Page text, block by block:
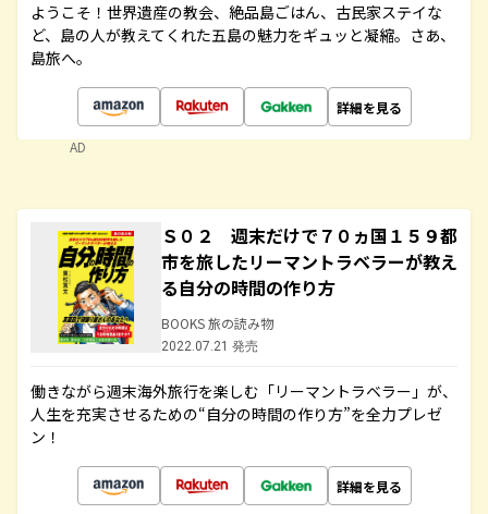
ようこそ！世界遺産の教会、絶品島ごはん、古民家ステイな
ど、島の人が教えてくれた五島の魅力をギュッと凝縮。さあ、
島旅へ。
詳細を見る
AD
Ｓ０２ 週末だけで７０ヵ国１５９都
市を旅したリーマントラベラーが教え
る自分の時間の作り方
BOOKS 旅の読み物
2022.07.21 発売
働きながら週末海外旅行を楽しむ「リーマントラベラー」が、
人生を充実させるための“自分の時間の作り方”を全力プレゼ
ン！
詳細を見る